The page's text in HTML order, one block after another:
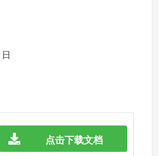
点击下载文档